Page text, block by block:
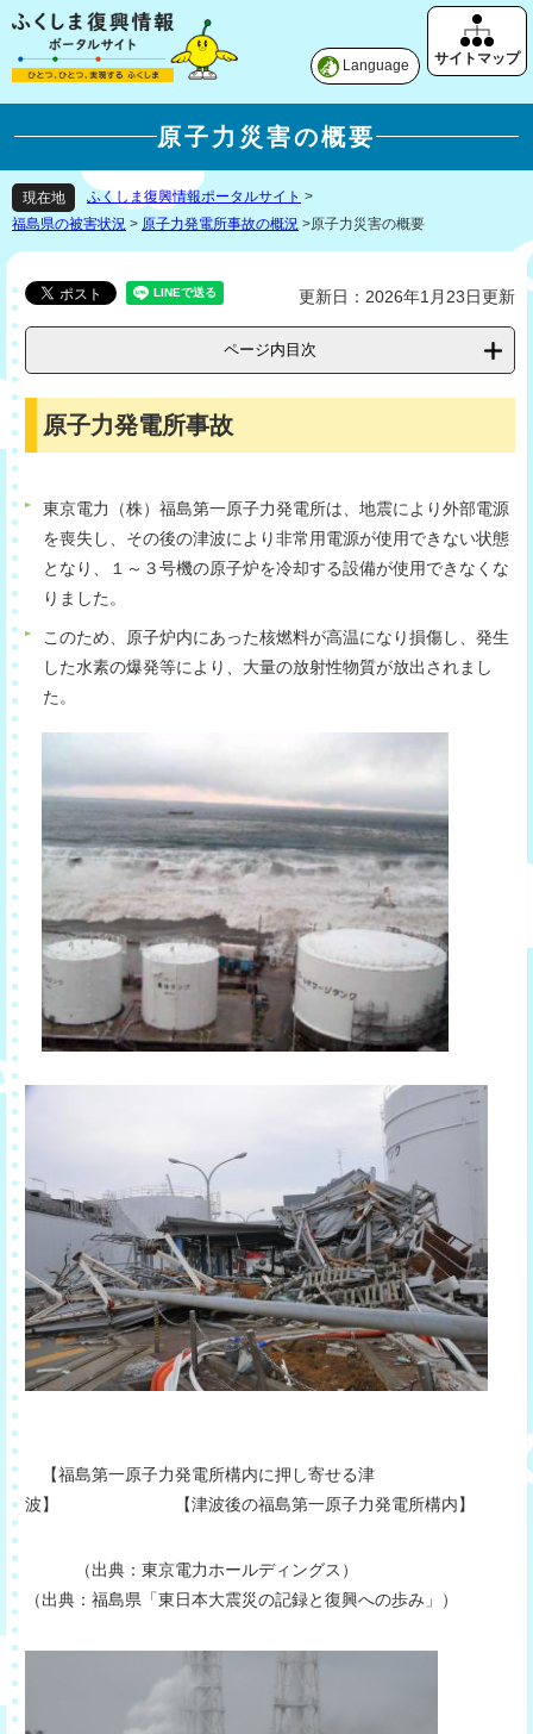
Language
原子力災害の概要
現在地 ふくしま復興情報ポータルサイト >
福島県の被害状況 > 原子力発電所事故の概況 >原子力災害の概要
更新日：2026年1月23日更新
ページ内目次
原子力発電所事故
東京電力（株）福島第一原子力発電所は、地震により外部電源
を喪失し、その後の津波により非常用電源が使用できない状態
となり、１～３号機の原子炉を冷却する設備が使用できなくな
りました。
このため、原子炉内にあった核燃料が高温になり損傷し、発生
した水素の爆発等により、大量の放射性物質が放出されまし
た。
【福島第一原子力発電所構内に押し寄せる津
波】 【津波後の福島第一原子力発電所構内】
（出典：東京電力ホールディングス）
（出典：福島県「東日本大震災の記録と復興への歩み」）